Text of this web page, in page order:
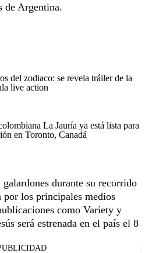
de Argentina.
del zodiaco: se revela tráiler de la
live action
La Jauría ya está lista para
en Toronto, Canadá
durante su recorrido
por los principales medios
como Variety y
será estrenada en el país el 8